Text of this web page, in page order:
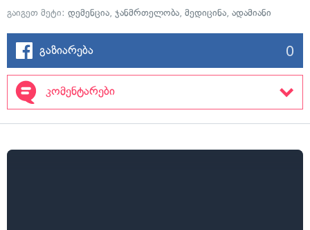
გაიგეთ მეტი: დემენცია, ჯანმრთელობა, მედიცინა, ადამიანი
გაზიარება 0
კომენტარები